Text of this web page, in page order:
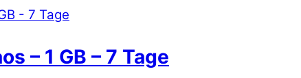
– 1 GB – 7 Tage